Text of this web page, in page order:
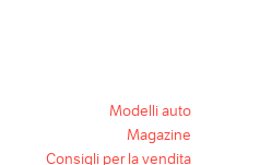
Modelli auto
Magazine
Consigli per la vendita